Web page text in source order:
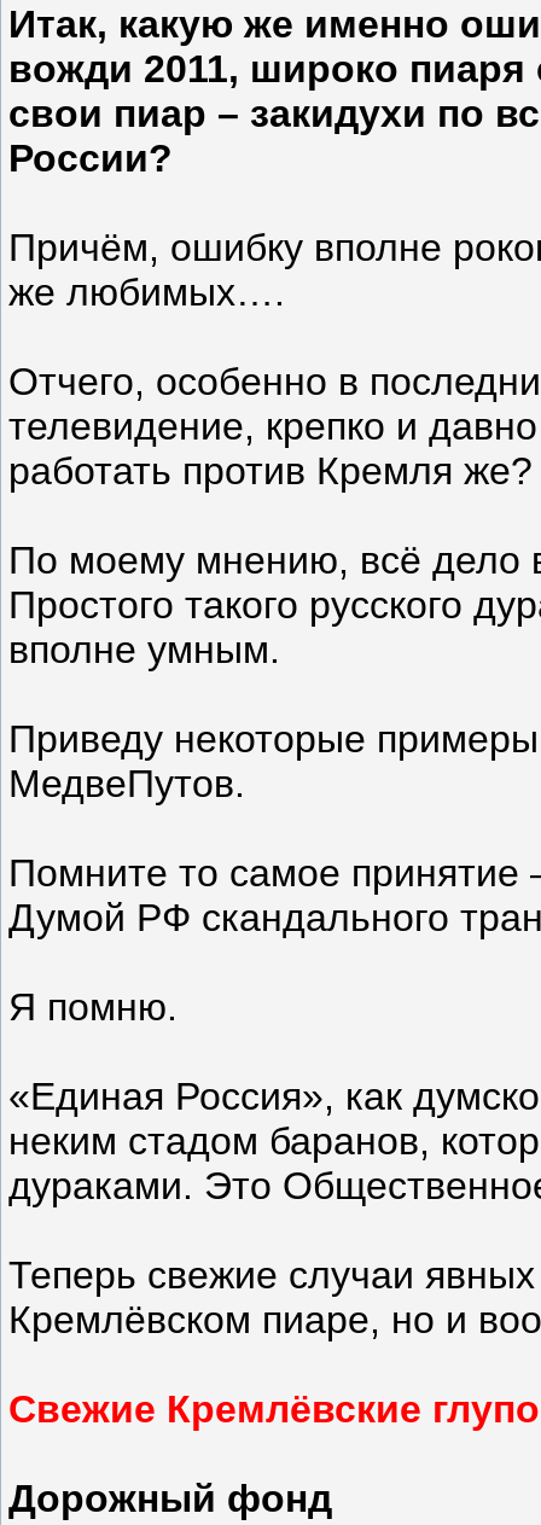
Итак, какую же именно
вожди 2011, широко
свои пиар – закидухи по
России?
Причём, ошибку вполне
же любимых….
Отчего, особенно в
телевидение, крепко и
работать против Кремля же?
По моему мнению, всё дело
Простого такого русского
вполне умным.
Приведу некоторые
МедвеПутов.
Помните то самое принятие
Думой РФ скандального
Я помню.
«Единая Россия», как
неким стадом баранов,
дураками. Это
Теперь свежие случаи
Кремлёвском пиаре, но и
Свежие Кремлёвские
Дорожный фонд